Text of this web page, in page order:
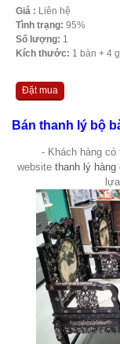
Giá : Liên hệ
Tình trạng: 95%
Số lượng: 1
Kích thước: 1 bàn + 4
Đặt mua
Bán thanh lý bộ
- Khách hàng có
website thanh lý hàng